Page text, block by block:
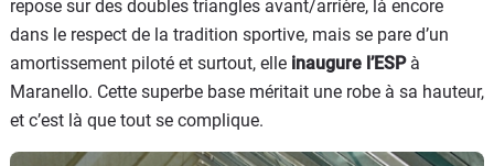
repose sur des doubles triangles avant/arrière, là encore
dans le respect de la tradition sportive, mais se pare d’un
amortissement piloté et surtout, elle inaugure l’ESPà
Maranello. Cette superbe base méritait une robe à sa hauteur,
et c’est là que tout se complique.